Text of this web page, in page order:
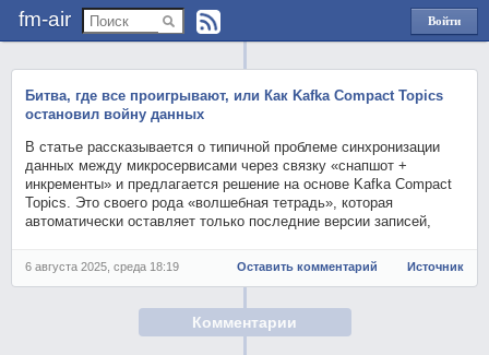
fm-air
Войти
через
Битва, где все проигрывают, или Как Kafka Compact Topics
остановил войну данных
В статье рассказывается о типичной проблеме синхронизации
данных между микросервисами через связку «снапшот +
инкременты» и предлагается решение на основе Kafka Compact
Topics. Это своего рода «волшебная тетрадь», которая
автоматически оставляет только последние версии записей,
6 августа 2025, среда 18:19 Оставить комментарий Источник
Комментарии